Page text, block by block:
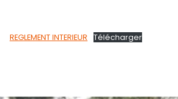
REGLEMENT INTERIEUR Télécharger